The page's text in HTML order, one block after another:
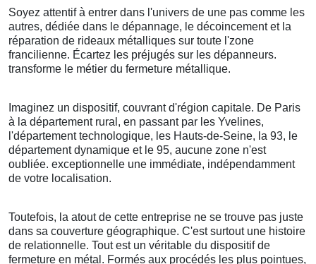
Soyez attentif à entrer dans l'univers de une pas comme les
autres, dédiée dans le dépannage, le décoincement et la
réparation de rideaux métalliques sur toute l'zone
francilienne. Écartez les préjugés sur les dépanneurs.
transforme le métier du fermeture métallique.
Imaginez un dispositif, couvrant d'région capitale. De Paris
à la département rural, en passant par les Yvelines,
l'département technologique, les Hauts-de-Seine, la 93, le
département dynamique et le 95, aucune zone n'est
oubliée. exceptionnelle une immédiate, indépendamment
de votre localisation.
Toutefois, la atout de cette entreprise ne se trouve pas juste
dans sa couverture géographique. C'est surtout une histoire
de relationnelle. Tout est un véritable du dispositif de
fermeture en métal. Formés aux procédés les plus pointues,